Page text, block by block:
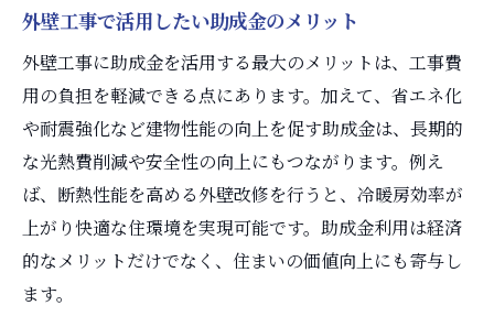
外壁工事で活用したい助成金のメリット
外壁工事に助成金を活用する最大のメリットは、工事費
用の負担を軽減できる点にあります。加えて、省エネ化
や耐震強化など建物性能の向上を促す助成金は、長期的
な光熱費削減や安全性の向上にもつながります。例え
ば、断熱性能を高める外壁改修を行うと、冷暖房効率が
上がり快適な住環境を実現可能です。助成金利用は経済
的なメリットだけでなく、住まいの価値向上にも寄与し
ます。